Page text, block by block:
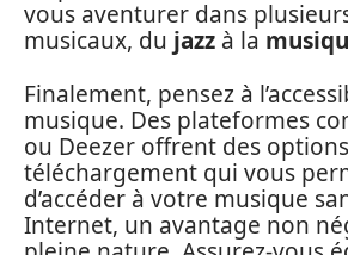
vous aventurer dans
musicaux, du jazz à la
Finalement, pensez à
musique. Des plateformes
ou Deezer offrent des
téléchargement qui vous
d’accéder à votre musique
Internet, un avantage non